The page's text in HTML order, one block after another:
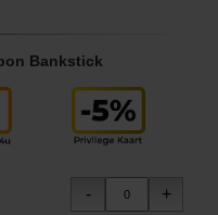
Bankstick